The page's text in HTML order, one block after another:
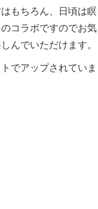
もちろん、日頃は瞑
コラボですのでお気
んでいただけます。
でアップされていま